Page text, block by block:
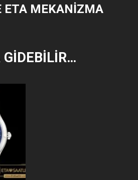
ETA MEKANIZMA
GIDEBILIR…